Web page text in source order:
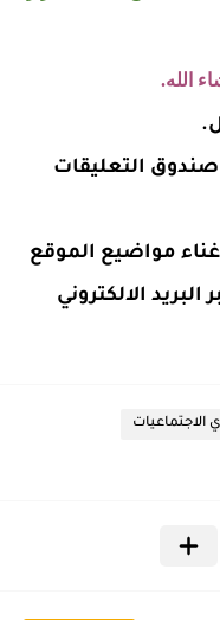
الله.
صندوق التعليقات
مواضيع الموقع
الالكتروني
الاجتماعيات